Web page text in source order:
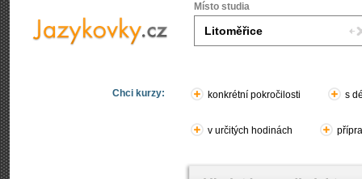
Místo studia
Chci kurzy: konkrétní pokročilosti s
v určitých hodinách